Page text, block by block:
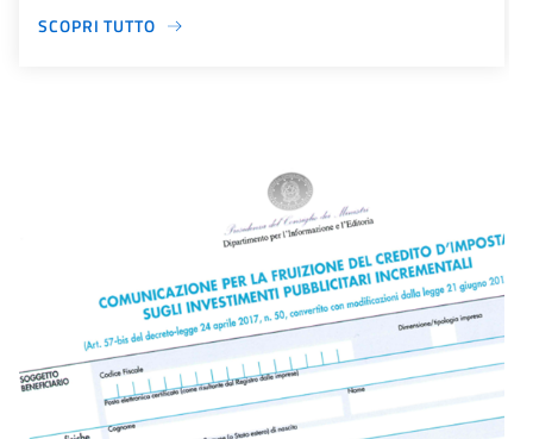
SCOPRI TUTTO